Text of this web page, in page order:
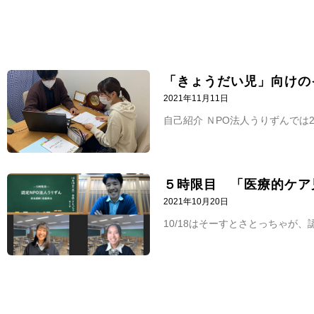
「きょうだい児」向け
2021年11月11日
自己紹介 ＮPO法人うりずんで
５時限目 「医療的ケア
2021年10月20日
10/18はそーすとさとっちゃが、